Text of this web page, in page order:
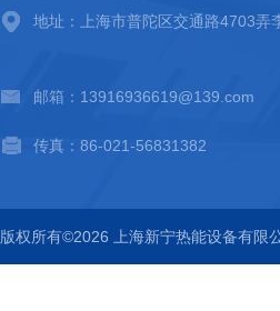
地址：上海市普陀区交通路4703弄
邮箱：13916936619@139.com
传真：86-021-56831382
版权所有©2026 上海新宁热能设备有限